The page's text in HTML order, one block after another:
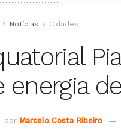
Notícias Cidades
energia
por Marcelo Costa Ribeiro